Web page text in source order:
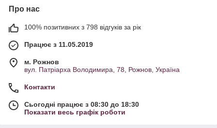
Про нас
100% позитивних з 798 відгуків за рік
Працює з 11.05.2019
м. Рожнов
вул. Патріарха Володимира, 78, Рожнов, Україна
Контакти
Сьогодні працює з 08:30 до 18:30
Показати весь графік роботи